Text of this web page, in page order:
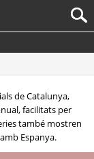
de Catalunya,
facilitats per
també mostren
Espanya.